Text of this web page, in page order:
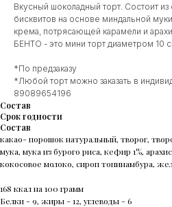
Вкусный шоколадный торт. Состоит
бисквитов на основе миндальной
крема, потрясающей карамели и
БЕНТО - это мини торт диаметром 10
*По предзаказу
*Любой торт можно заказать в
89089654196
Состав
Срок годности
Состав
какао- порошок натуральный, творог,
мука, мука из бурого риса, кефир 1%,
кокосовое молоко, сироп топинамбура,
168 ккал на 100 грамм
Белки - 9, жиры - 12, углеводы - 6